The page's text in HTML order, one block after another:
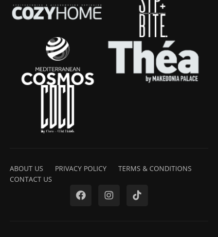
ABOUT US PRIVACY POLICY
TERMS & CONDITIONS
CONTACT US